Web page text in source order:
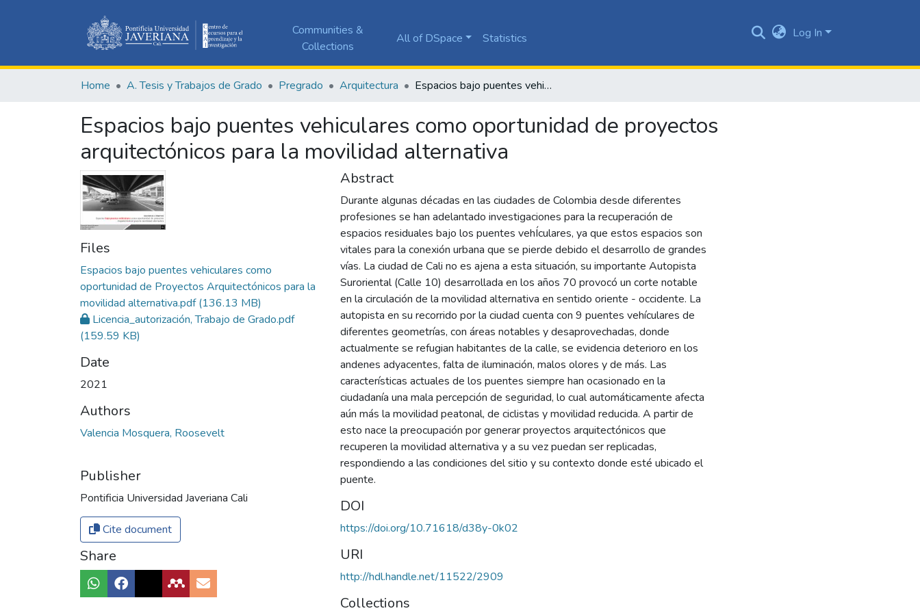
Communities &
Collections
All of DSpace Statistics Log In
Home A. Tesis y Trabajos de Grado Pregrado Arquitectura Espacios bajo puentes vehiculares como oportunidad de proyectos arquitectónicos para la movilidad alternativa
Espacios bajo puentes vehiculares como oportunidad de proyectos
arquitectónicos para la movilidad alternativa
Files
Espacios bajo puentes vehiculares como
oportunidad de Proyectos Arquitectónicos para la
movilidad alternativa.pdf(136.13 MB)
Licencia_autorización, Trabajo de Grado.pdf
(159.59 KB)
Date
2021
Authors
Valencia Mosquera, Roosevelt
Publisher
Pontificia Universidad Javeriana Cali
Cite document
Share
Abstract
Durante algunas décadas en las ciudades de Colombia desde diferentes
profesiones se han adelantado investigaciones para la recuperación de
espacios residuales bajo los puentes vehÍculares, ya que estos espacios son
vitales para la conexión urbana que se pierde debido el desarrollo de grandes
vías. La ciudad de Cali no es ajena a esta situación, su importante Autopista
Suroriental (Calle 10) desarrollada en los años 70 provocó un corte notable
en la circulación de la movilidad alternativa en sentido oriente - occidente. La
autopista en su recorrido por la ciudad cuenta con 9 puentes vehículares de
diferentes geometrías, con áreas notables y desaprovechadas, donde
actualmente se refugian habitantes de la calle, se evidencia deterioro en los
andenes adyacentes, falta de iluminación, malos olores y de más. Las
características actuales de los puentes siempre han ocasionado en la
ciudadanía una mala percepción de seguridad, lo cual automáticamente afecta
aún más la movilidad peatonal, de ciclistas y movilidad reducida. A partir de
esto nace la preocupación por generar proyectos arquitectónicos que
recuperen la movilidad alternativa y a su vez puedan ser replicadas,
respondiendo a las condiciones del sitio y su contexto donde esté ubicado el
puente.
DOI
https://doi.org/10.71618/d38y-0k02
URI
http://hdl.handle.net/11522/2909
Collections